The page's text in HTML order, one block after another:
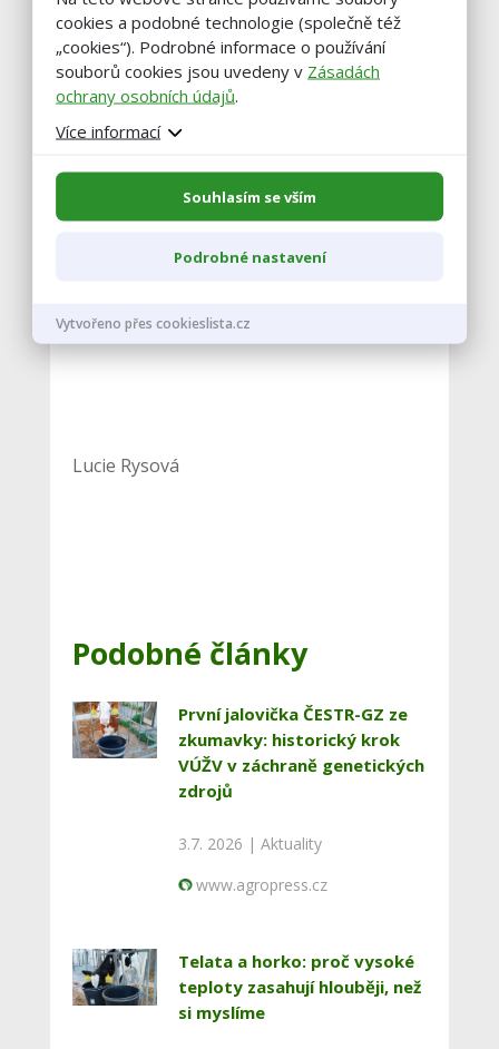
zadních končetin.
Lucie Rysová
Podobné články
První jalovička ČESTR-GZ ze
zkumavky: historický krok
VÚŽV v záchraně genetických
zdrojů
3.7. 2026 | Aktuality
www.agropress.cz
Telata a horko: proč vysoké
teploty zasahují hlouběji, než
si myslíme
cookies a podobné technologie (společně též
„cookies“). Podrobné informace o používání
souborů cookies jsou uvedeny v Zásadách
ochrany osobních údajů.
Více informací
Souhlasím se vším
Podrobné nastavení
Vytvořeno přes cookieslista.cz